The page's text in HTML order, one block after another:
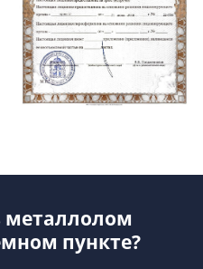
металлолом
пункте?